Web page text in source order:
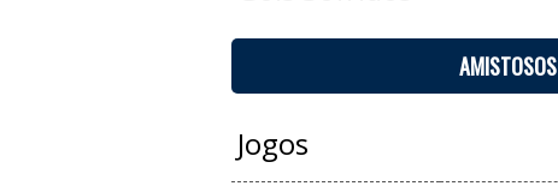
AMISTOSOS
Jogos